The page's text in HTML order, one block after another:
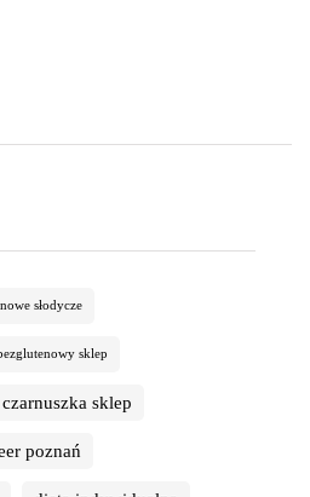
słodycze
sklep
czarnuszka sklep
poznań